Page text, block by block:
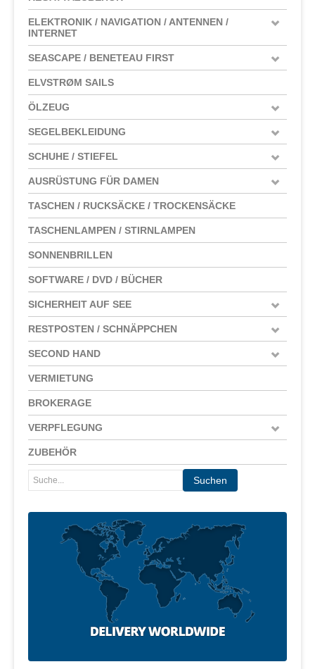
ELEKTRONIK / NAVIGATION / ANTENNEN /
INTERNET
SEASCAPE / BENETEAU FIRST
ELVSTRØM SAILS
ÖLZEUG
SEGELBEKLEIDUNG
SCHUHE / STIEFEL
AUSRÜSTUNG FÜR DAMEN
TASCHEN / RUCKSÄCKE / TROCKENSÄCKE
TASCHENLAMPEN / STIRNLAMPEN
SONNENBRILLEN
SOFTWARE / DVD / BÜCHER
SICHERHEIT AUF SEE
RESTPOSTEN / SCHNÄPPCHEN
SECOND HAND
VERMIETUNG
BROKERAGE
VERPFLEGUNG
ZUBEHÖR